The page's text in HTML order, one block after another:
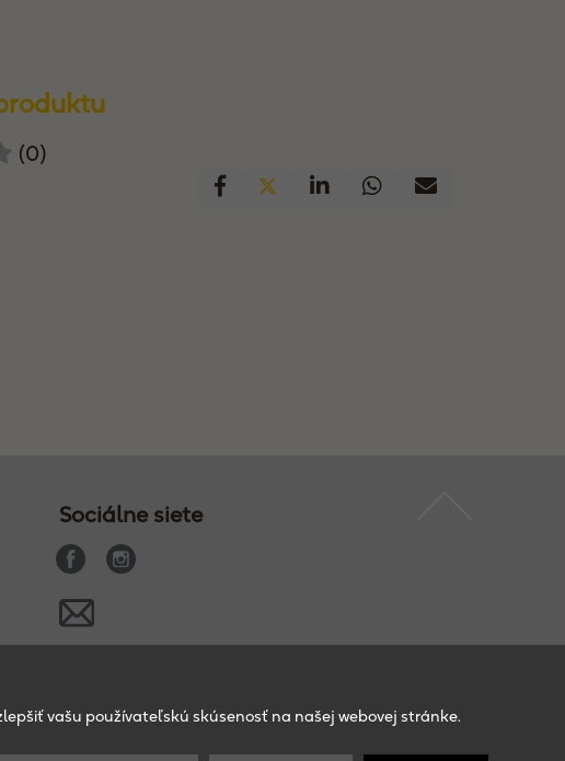
(0)
Sociálne siete
Podmienky použitia /Ochrana osobných údajov
vašu používateľskú skúsenosť na našej webovej stránke.